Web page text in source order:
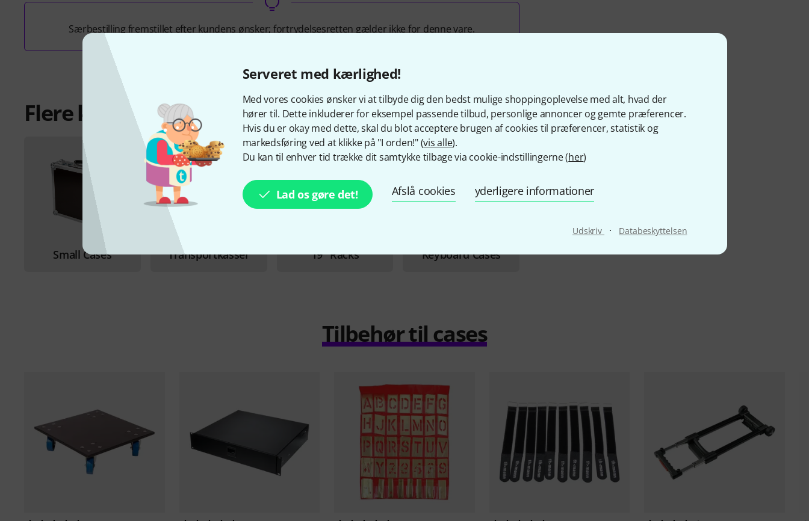
Serveret med kærlighed!
Med vores cookies ønsker vi at tilbyde dig den bedst mulige shoppingoplevelse med alt, hvad der
hører til. Dette inkluderer for eksempel passende tilbud, personlige annoncer og gemte præferencer.
Hvis du er okay med dette, skal du blot acceptere brugen af cookies til præferencer, statistik og
markedsføring ved at klikke på "I orden!" (vis alle).
Du kan til enhver tid trække dit samtykke tilbage via cookie-indstillingerne (her)
Lad os gøre det! Afslå cookies yderligere informationer
Udskriv · Databeskyttelsen
Særbestilling fremstillet efter kundens ønsker; fortrydelsesretten gælder ikke for denne vare.
Flere konfigurerbare cases
Small Cases Transportkasser 19" Racks Keyboard Cases
Tilbehør til cases